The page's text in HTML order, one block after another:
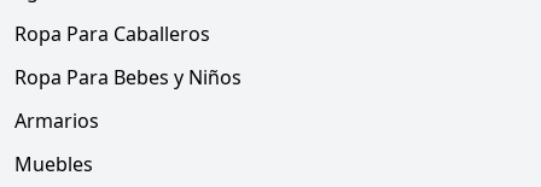
Ropa Para Caballeros
Ropa Para Bebes y Niños
Armarios
Muebles